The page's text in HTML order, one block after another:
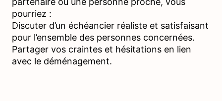
pourriez :
Discuter d’un échéancier réaliste et satisfaisant
pour l’ensemble des personnes concernées.
Partager vos craintes et hésitations en lien
avec le déménagement.